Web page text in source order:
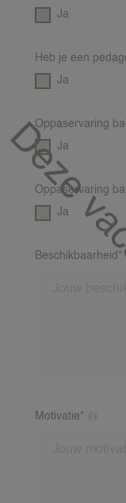
Ja
Heb je een
Ja
Oppaservaring
Ja
Oppaservaring
Ja
Beschikbaarheid*
Op welke
Motivatie*